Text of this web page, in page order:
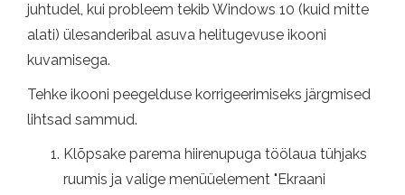
juhtudel, kui probleem tekib Windows 10 (kuid mitte
alati) ülesanderibal asuva helitugevuse ikooni
kuvamisega.
Tehke ikooni peegelduse korrigeerimiseks järgmised
lihtsad sammud.
Klõpsake parema hiirenupuga töölaua tühjaks
ruumis ja valige menüüelement "Ekraani